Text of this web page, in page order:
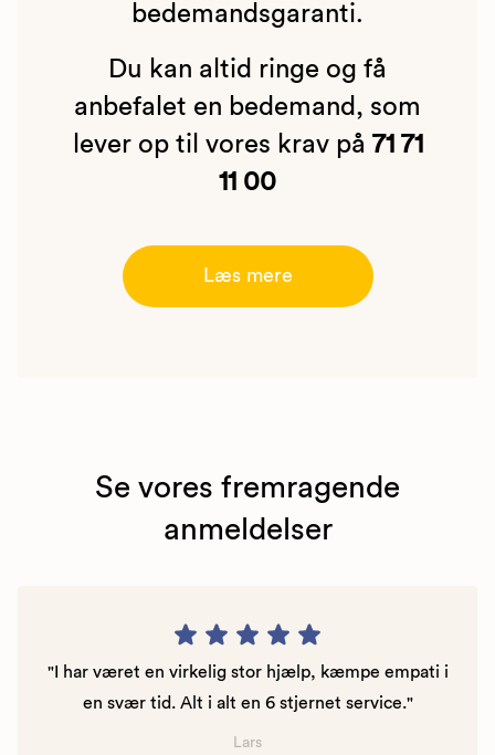
bedemandsgaranti.
Du kan altid ringe og få
anbefalet en bedemand, som
lever op til vores krav på 71 71
11 00
Læs mere
Se vores fremragende
anmeldelser
"I har været en virkelig stor hjælp, kæmpe empati i
en svær tid. Alt i alt en 6 stjernet service."
Lars